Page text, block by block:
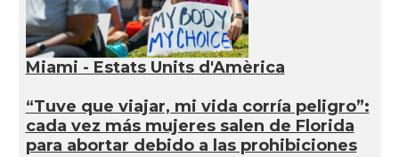
Miami - Estats Units d'Amèrica
“Tuve que viajar, mi vida corría peligro”:
cada vez más mujeres salen de Florida
para abortar debido a las prohibiciones